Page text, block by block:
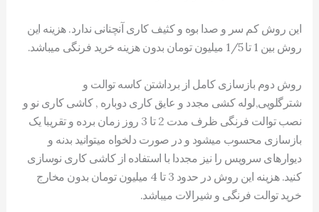
این روش کم سر و صدا بوه و کثیف کاری آنچنانی ندارد. هزینه این
روش بین 1 تا 1/5 میلیون تومان بدون هزینه خرید فرنگی میباشد.
روش دوم بازسازی کامل از برداشتن کاسه توالت و
شترگلویی,لوله کشی مجدد و عایق کاری دوباره , کاشی کاری نو و
نصب توالت فرنگی ظرف مدت 2 تا 3 روز زمان برده و تقریبا یک
بازسازی محسوب میشود و در صورت دلخواه میتوانید بدنه و
دیوارهای سرویس را نیز مجددا با استفاده از کاشی کاری نوسازی
کنید. هزینه این روش در حدود 3 تا 4 میلیون تومان بدون مخارج
خرید توالت فرنگی و شیرالات میباشد.